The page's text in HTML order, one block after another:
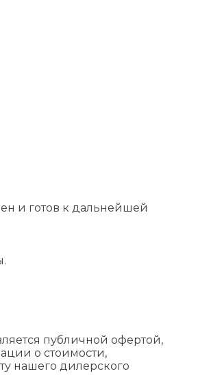
и готов к дальнейшей
публичной офертой,
о стоимости,
нашего дилерского